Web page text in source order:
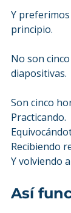
Y
principio.
No son
diapositivas.
Son cinco
Practicando.
Recibiendo
Y volviendo
Así